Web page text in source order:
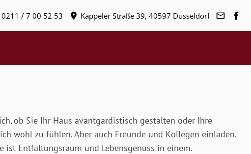
0211 / 7 00 52 53 Kappeler Straße 39, 40597 Düsseldorf
ob Sie Ihr Haus avantgardistisch gestalten oder Ihre
wohl zu fühlen. Aber auch Freunde und Kollegen einladen,
ist Entfaltungsraum und Lebensgenuss in einem.